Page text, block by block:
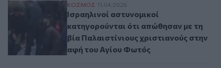
Ισραηλινοί αστυνομικοί κατηγορούνται
ΚΟΣΜΟΣ 11.04.2026
Ισραηλινοί αστυνομικοί
κατηγορούνται ότι απώθησαν με τη
βία Παλαιστίνιους χριστιανούς στην
αφή του Αγίου Φωτός